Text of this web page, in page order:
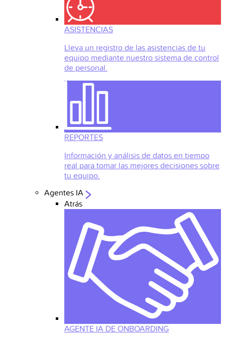
ASISTENCIAS
Lleva un registro de las asistencias de tu
equipo mediante nuestro sistema de control
de personal.
REPORTES
Información y análisis de datos en tiempo
real para tomar las mejores decisiones sobre
tu equipo.
Agentes IA
Atrás
AGENTE IA DE ONBOARDING